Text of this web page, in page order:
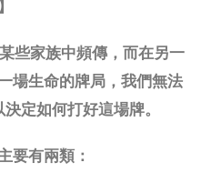
些家族中頻傳，而在另一
場生命的牌局，我們無法
定如何打好這場牌。
要有兩類：